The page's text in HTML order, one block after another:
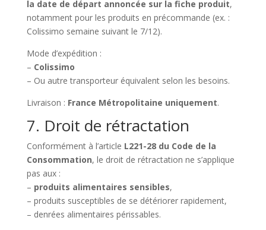
la date de départ annoncée sur la fiche produit,
notamment pour les produits en précommande (ex. :
Colissimo semaine suivant le 7/12).
Mode d’expédition :
– Colissimo
– Ou autre transporteur équivalent selon les besoins.
Livraison : France Métropolitaine uniquement.
7. Droit de rétractation
Conformément à l’article L221-28 du Code de la
Consommation, le droit de rétractation ne s’applique
pas aux :
– produits alimentaires sensibles,
– produits susceptibles de se détériorer rapidement,
– denrées alimentaires périssables.